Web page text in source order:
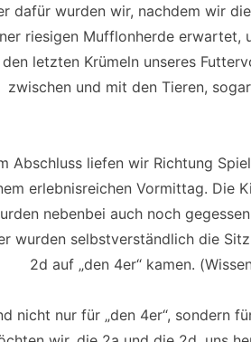
dafür wurden wir, nachdem wir
riesigen Mufflonherde erwartet,
den letzten Krümeln unseres
zwischen und mit den Tieren,
Abschluss liefen wir Richtung
erlebnisreichen Vormittag. Die
nebenbei auch noch
wurden selbstverständlich die
2d auf „den 4er“ kamen.
nicht nur für „den 4er“, sondern